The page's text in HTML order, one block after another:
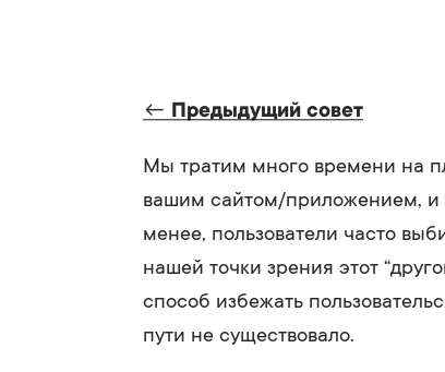
← Предыдущий совет
Мы тратим много времени на
вашим сайтом/приложением, и
менее, пользователи часто
нашей точки зрения этот
способ избежать
пути не существовало.